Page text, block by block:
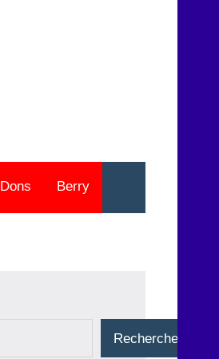
Dons Berry
Rechercher